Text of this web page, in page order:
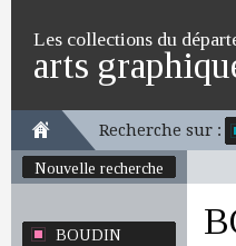
Les collections du
arts
Recherche sur :
Nouvelle recherche
BOUDIN